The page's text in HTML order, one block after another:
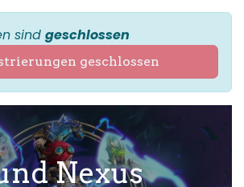
sind geschlossen
geschlossen
Nexus